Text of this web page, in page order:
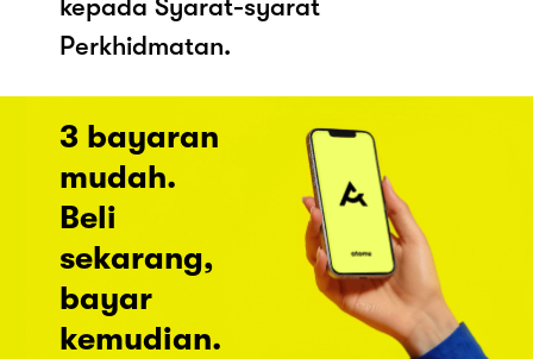
kepada Syarat-syarat
Perkhidmatan.
3 bayaran
mudah.
Beli
sekarang,
bayar
kemudian.